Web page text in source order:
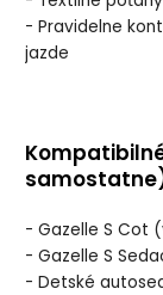
- Pravidelne
jazde
- Gazelle S Cot
- Gazelle S
- Detské